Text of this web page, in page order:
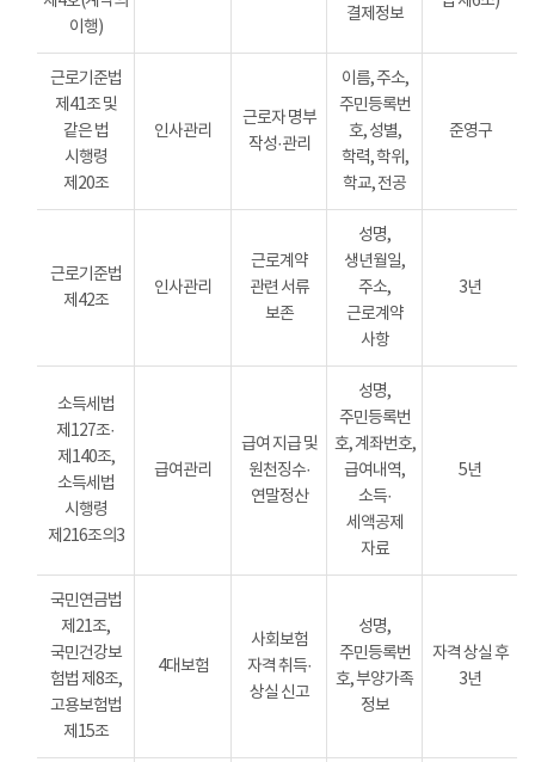
이행)
결제정보
근로기준법
제41조 및
같은 법
시행령
제20조
인사관리
근로자 명부
작성·관리
이름, 주소,
주민등록번
호, 성별,
학력, 학위,
학교, 전공
준영구
근로기준법
제42조
인사관리
근로계약
관련 서류
보존
성명,
생년월일,
주소,
근로계약
사항
3년
소득세법
제127조·
제140조,
소득세법
시행령
제216조의3
급여관리
급여 지급 및
원천징수·
연말정산
성명,
주민등록번
호, 계좌번호,
급여내역,
소득·
세액공제
자료
5년
국민연금법
제21조,
국민건강보
험법 제8조,
고용보험법
제15조
4대보험
사회보험
자격 취득·
상실 신고
성명,
주민등록번
호, 부양가족
정보
자격 상실 후
3년